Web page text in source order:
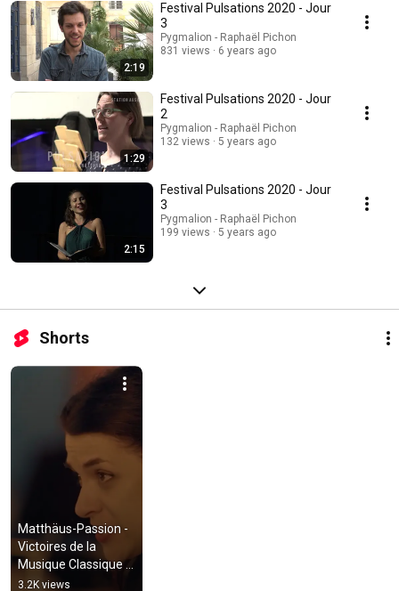
2:19
Festival Pulsations 2020 - Jour
3
Pygmalion - Raphaël Pichon
831 views
6 years ago
1:29
Festival Pulsations 2020 - Jour
2
Pygmalion - Raphaël Pichon
132 views
5 years ago
2:15
Festival Pulsations 2020 - Jour
3
Pygmalion - Raphaël Pichon
199 views
5 years ago
Shorts
Matthäus-Passion -
Victoires de la
Musique Classique
2023
3.2K views